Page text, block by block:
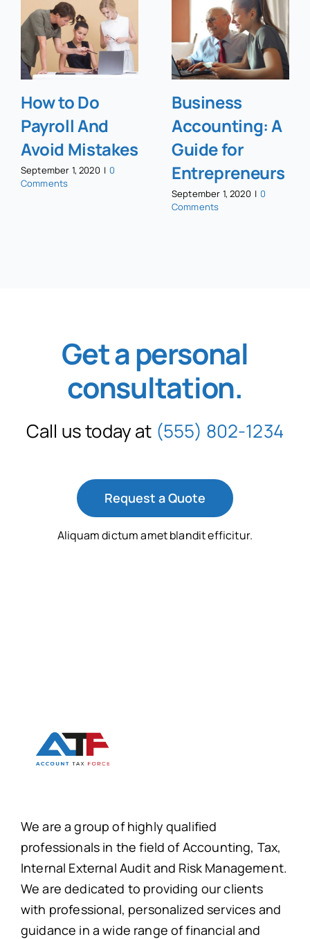
How to Do
Payroll And
Avoid Mistakes
September 1, 2020 | 0
Comments
Business
Accounting: A
Guide for
Entrepreneurs
September 1, 2020 | 0
Comments
Get a personal
consultation.
Call us today at (555) 802-1234
Request a Quote
Aliquam dictum amet blandit efficitur.
We are a group of highly qualified
professionals in the field of Accounting, Tax,
Internal External Audit and Risk Management.
We are dedicated to providing our clients
with professional, personalized services and
guidance in a wide range of financial and